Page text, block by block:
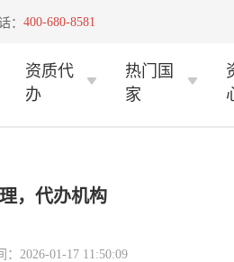
： 400-680-8581
资质代
办
热门国
家
，代办机构
：2026-01-17 11:50:09